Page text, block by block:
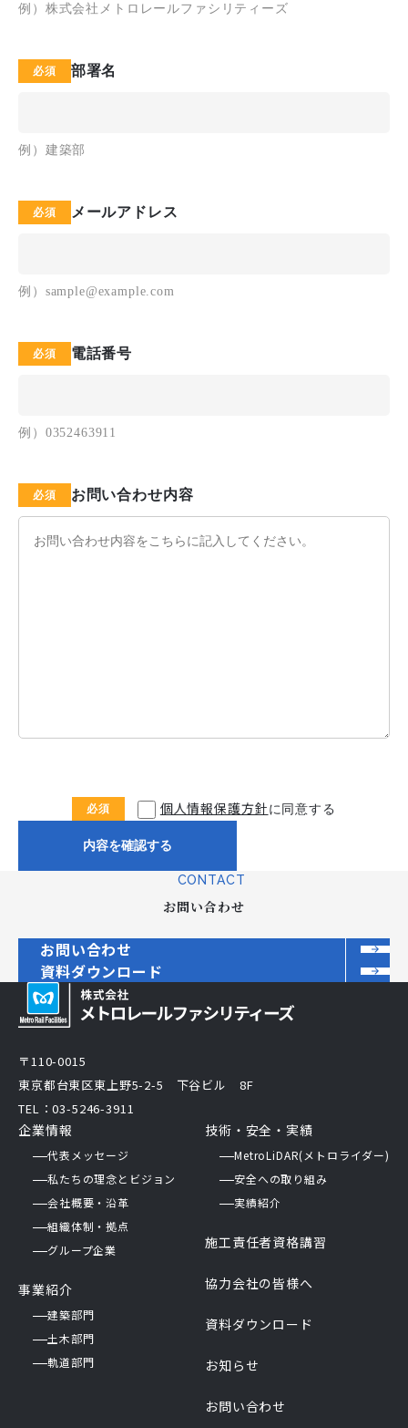
例）株式会社メトロレールファシリティーズ
部署名
例）建築部
メールアドレス
例）sample@example.com
電話番号
例）0352463911
お問い合わせ内容
個人情報保護方針 に同意する
CONTACT
お問い合わせ
お問い合わせ
資料ダウンロード
〒110-0015
東京都台東区東上野5-2-5 下谷ビル 8F
TEL：03-5246-3911
企業情報
代表メッセージ
私たちの理念とビジョン
会社概要・沿革
組織体制・拠点
グループ企業
事業紹介
建築部門
土木部門
軌道部門
技術・安全・実績
MetroLiDAR(メトロライダー)
安全への取り組み
実績紹介
施工責任者資格講習
協力会社の皆様へ
資料ダウンロード
お知らせ
お問い合わせ